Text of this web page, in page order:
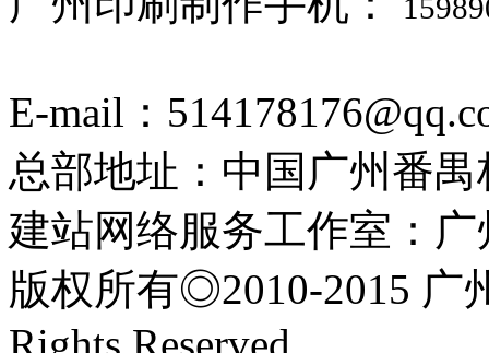
E-mail：
总部地址：中国广州番
建站网络服务工作室：
版权所有◎2010-2015 广
Rights Reserved